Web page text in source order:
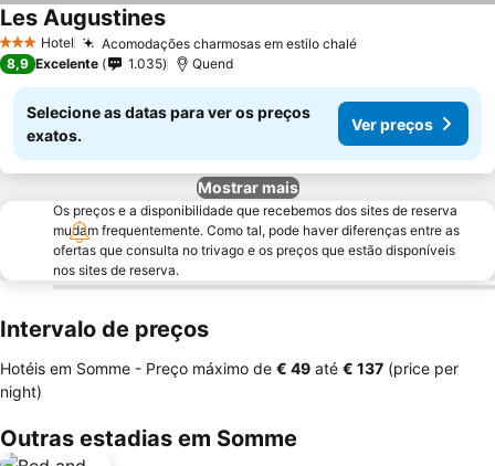
3 EstrelasHotel Acomodações charmosas em estilo chalé
Les Augustines
8,9 Excelente 1.035 Quend
Selecione as datas para ver os preços
exatos.
Ver preços
Mostrar mais
Os preços e a disponibilidade que recebemos dos sites de reserva
mudam frequentemente. Como tal, pode haver diferenças entre as
ofertas que consulta no trivago e os preços que estão disponíveis
nos sites de reserva.
Intervalo de preços
Hotéis em Somme - Preço máximo de ‎€ 49 até ‎€ 137 (price per
night)
Outras estadias em Somme